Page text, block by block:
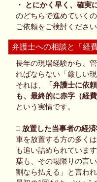
・ とにかく早く、確実
のどちらで進めていく
ご依頼をご検討ください
弁護士への相談と「経
長年の現場経験から、
ればならない「厳しい
それは、
「弁護士に依
も、最終的に赤字（経
という実情です。
□ 放置した当事者の経
車を放置する方の多く
も追い詰められていま
葉も、その場限りの言
割なら払える」と言わ